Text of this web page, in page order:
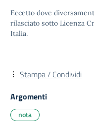
Eccetto dove
rilasciato sotto Licenza
Italia.
Stampa / Condividi
Argomenti
nota